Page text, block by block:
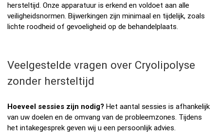
hersteltijd. Onze apparatuur is erkend en voldoet aan alle
veiligheidsnormen. Bijwerkingen zijn minimaal en tijdelijk, zoals
lichte roodheid of gevoeligheid op de behandelplaats.
Veelgestelde vragen over Cryolipolyse
zonder hersteltijd
Hoeveel sessies zijn nodig? Het aantal sessies is afhankelijk
van uw doelen en de omvang van de probleemzones. Tijdens
het intakegesprek geven wij u een persoonlijk advies.